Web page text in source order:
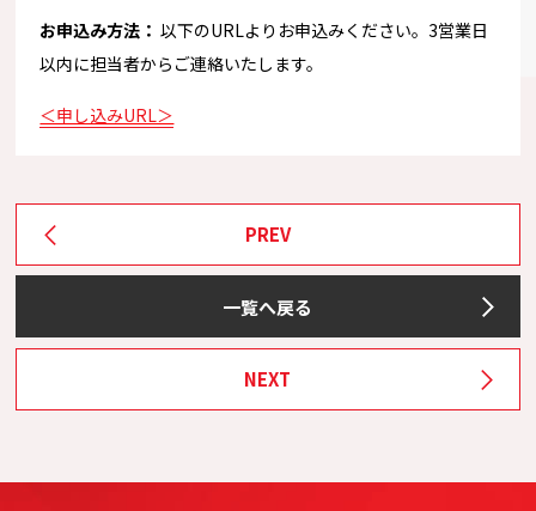
お申込み方法： 以下のURLよりお申込みください。3営業日
以内に担当者からご連絡いたします。
＜申し込みURL＞
PREV
一覧へ戻る
NEXT